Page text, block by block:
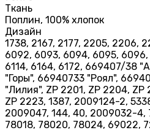
Ткань
Поплин, 100% хлопок
Дизайн
1738, 2167, 2177, 2205, 2206,
6092, 6093, 6094, 6095, 6096,
6114, 6164, 6172, 669407/38
"Горы", 66940733 "Роял",
"Лилия", ZP 2201, ZP 2204, ZP
ZP 2223, 1387, 2009124-2,
2009047, 144, 40, 2009032-4,
78018, 78020, 78024, 69022,